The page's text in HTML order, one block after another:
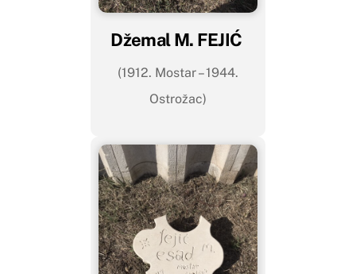
Džemal M. FEJIĆ
(1912. Mostar – 1944.
Ostrožac)